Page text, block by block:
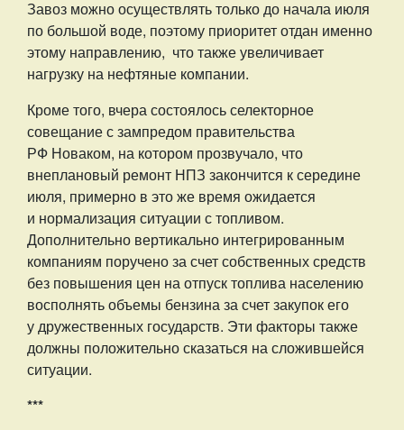
Завоз можно осуществлять только до начала июля
по большой воде, поэтому приоритет отдан именно
этому направлению, что также увеличивает
нагрузку на нефтяные компании.
Кроме того, вчера состоялось селекторное
совещание с зампредом правительства
РФ Новаком, на котором прозвучало, что
внеплановый ремонт НПЗ закончится к середине
июля, примерно в это же время ожидается
и нормализация ситуации с топливом.
Дополнительно вертикально интегрированным
компаниям поручено за счет собственных средств
без повышения цен на отпуск топлива населению
восполнять объемы бензина за счет закупок его
у дружественных государств. Эти факторы также
должны положительно сказаться на сложившейся
ситуации.
***